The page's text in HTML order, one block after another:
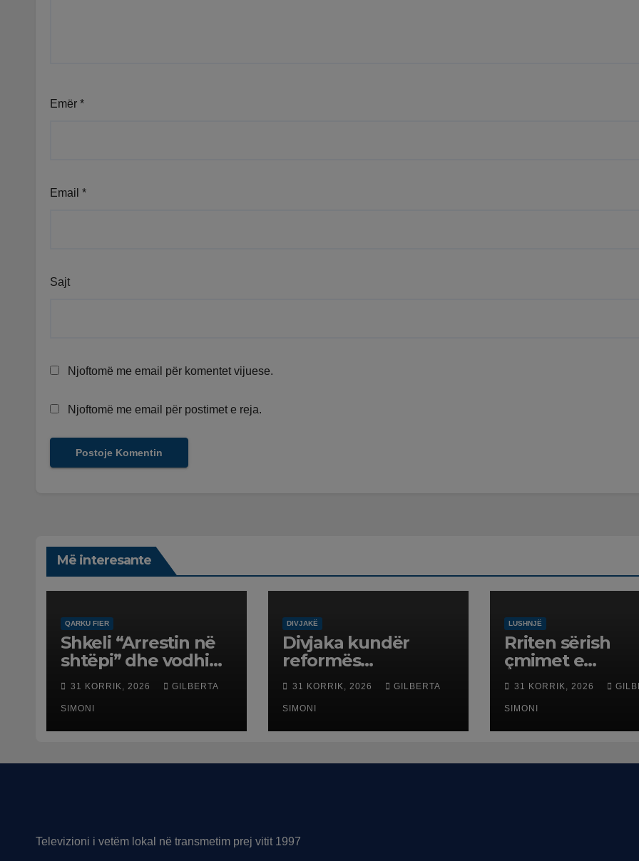
Emër *
Email *
Sajt
Njoftomë me email për komentet vijuese.
Njoftomë me email për postimet e reja.
Më interesante
QARKU FIER
Shkeli “Arrestin në
shtëpi” dhe vodhi
automjetin,
arrestohet 43-
vjeçari
31 KORRIK, 2026 GILBERTA
SIMONI
DIVJAKË
Divjaka kundër
reformës
territoriale, banorët
dalin në protestë.
31 KORRIK, 2026 GILBERTA
SIMONI
LUSHNJË
Rriten sërish
çmimet e
karburanteve
pikat e
karburanteve
Lushnjë.
shtrenjtojnë
31 KORRIK, 2026
SIMONI
Televizioni i vetëm lokal në transmetim prej vitit 1997